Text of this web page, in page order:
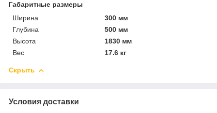
Габаритные размеры
Ширина
300 мм
Глубина
500 мм
Высота
1830 мм
Вес
17.6 кг
Скрыть
Условия доставки